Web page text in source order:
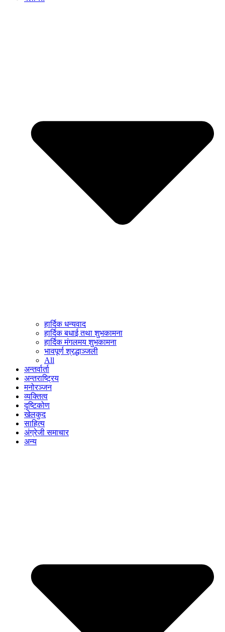
हार्दिक धन्यवाद
हार्दिक बधाई तथा शुभकामना
हार्दिक मंगलमय शुभकामना
भावपूर्ण श्रद्धाञ्जली
All
अन्तर्वार्ता
अन्तराष्ट्रिय
मनोरञ्जन
व्यक्तित्व
दृष्टिकोण
खेलकुद
साहित्य
अंग्रेजी समाचार
अन्य